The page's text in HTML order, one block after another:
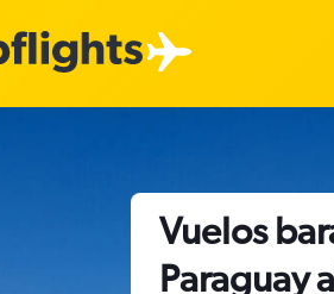
Vuelos
Paraguay